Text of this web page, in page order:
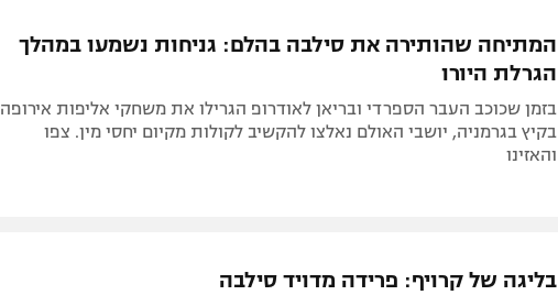
המתיחה שהותירה את סילבה בהלם: גניחות נשמעו במהלך
הגרלת היורו
בזמן שכוכב העבר הספרדי ובריאן לאודרופ הגרילו את משחקי אליפות אירופה
בקיץ בגרמניה, יושבי האולם נאלצו להקשיב לקולות מקיום יחסי מין. צפו
והאזינו
בליגה של קרויף: פרידה מדויד סילבה